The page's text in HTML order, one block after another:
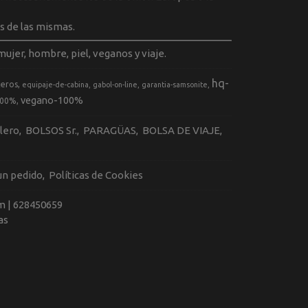
de las mismas.
hombre, piel, veganos y viaje.
equipaje-de-cabina gabol-on-line garantia-samsonite
hq-
vegano-100%
BOLSOS Sr. PARAGÜAS
BOLSA DE VIAJE
pedido Políticas de Cookies
| 628450659